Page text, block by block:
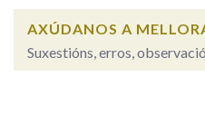
Pertence a
AXÚDANOS A
Suxestións, erros,